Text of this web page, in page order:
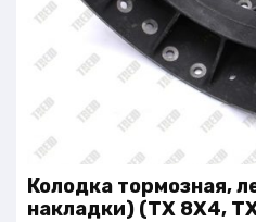
Колодка тормозная,
накладки) (TX 8X4,